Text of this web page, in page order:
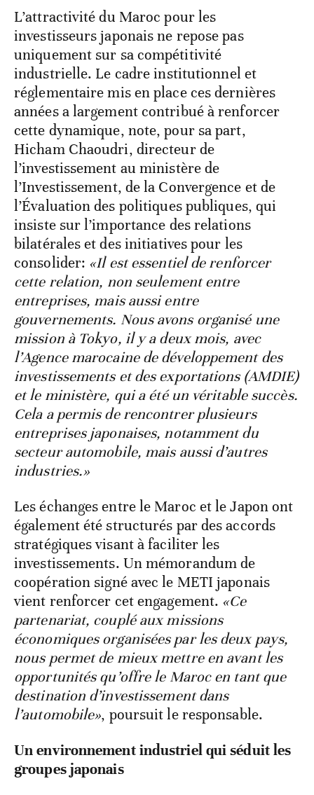
L’attractivité du Maroc pour les
investisseurs japonais ne repose pas
uniquement sur sa compétitivité
industrielle. Le cadre institutionnel et
réglementaire mis en place ces dernières
années a largement contribué à renforcer
cette dynamique, note, pour sa part,
Hicham Chaoudri, directeur de
l’investissement au ministère de
l’Investissement, de la Convergence et de
l’Évaluation des politiques publiques, qui
insiste sur l’importance des relations
bilatérales et des initiatives pour les
consolider: «Il est essentiel de renforcer
cette relation, non seulement entre
entreprises, mais aussi entre
gouvernements. Nous avons organisé une
mission à Tokyo, il y a deux mois, avec
l’Agence marocaine de développement des
investissements et des exportations (AMDIE)
et le ministère, qui a été un véritable succès.
Cela a permis de rencontrer plusieurs
entreprises japonaises, notamment du
secteur automobile, mais aussi d’autres
industries.»
Les échanges entre le Maroc et le Japon ont
également été structurés par des accords
stratégiques visant à faciliter les
investissements. Un mémorandum de
coopération signé avec le METI japonais
vient renforcer cet engagement. «Ce
partenariat, couplé aux missions
économiques organisées par les deux pays,
nous permet de mieux mettre en avant les
opportunités qu’offre le Maroc en tant que
destination d’investissement dans
l’automobile», poursuit le responsable.
Un environnement industriel qui séduit les
groupes japonais